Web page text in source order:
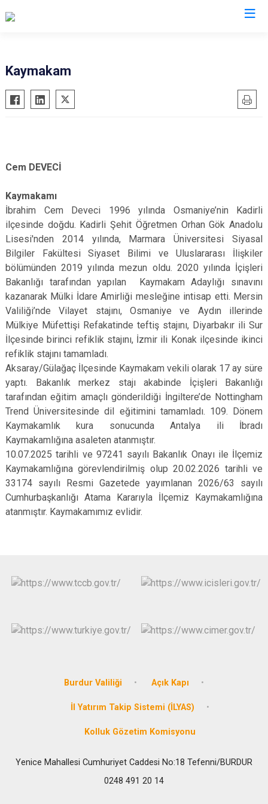
Ağlasun
Altınyayla
Çeltikçi
Kaymakam
Cem DEVECİ
Kaymakamı
İbrahim Cem Deveci 1996 yılında Osmaniye’nin Kadirli
ilçesinde doğdu. Kadirli Şehit Öğretmen Orhan Gök Anadolu
Lisesi'nden 2014 yılında, Marmara Üniversitesi Siyasal
Bilgiler Fakültesi Siyaset Bilimi ve Uluslararası İlişkiler
bölümünden 2019 yılında mezun oldu. 2020 yılında İçişleri
Bakanlığı tarafından yapılan Kaymakam Adaylığı sınavını
kazanarak Mülki İdare Amirliği mesleğine intisap etti. Mersin
Valiliği’nde Vilayet stajını, Osmaniye ve Aydın illerinde
Mülkiye Müfettişi Refakatinde teftiş stajını, Diyarbakır ili Sur
İlçesinde birinci refiklik stajını, İzmir ili Konak ilçesinde ikinci
refiklik stajını tamamladı.
Aksaray/Gülağaç İlçesinde Kaymakam vekili olarak 17 ay süre
yaptı. Bakanlık merkez stajı akabinde İçişleri Bakanlığı
tarafından eğitim amaçlı gönderildiği İngiltere’de Nottingham
Trend Üniversitesinde dil eğitimini tamamladı. 109. Dönem
Kaymakamlık kura sonucunda Antalya ili İbradı
Kaymakamlığına asaleten atanmıştır.
10.07.2025 tarihli ve 97241 sayılı Bakanlık Onayı ile İlçemiz
Kaymakamlığına görevlendirilmiş olup 20.02.2026 tarihli ve
33174 sayılı Resmi Gazetede yayımlanan 2026/63 sayılı
Cumhurbaşkanlığı Atama Kararıyla İlçemiz Kaymakamlığına
atanmıştır. Kaymakamımız evlidir.
Burdur Valiliği Açık Kapı
İl Yatırım Takip Sistemi (İLYAS)
Kolluk Gözetim Komisyonu
Yenice Mahallesi Cumhuriyet Caddesi No:18 Tefenni/BURDUR
0248 491 20 14